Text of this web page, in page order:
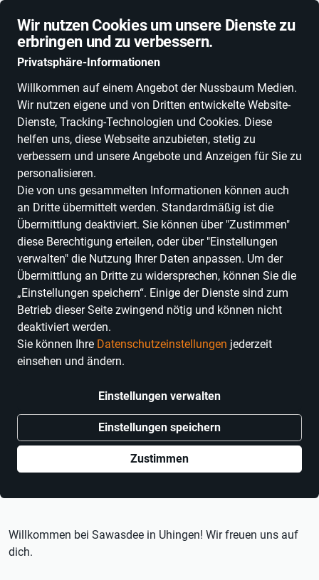
Wir nutzen Cookies um unsere Dienste zu
erbringen und zu verbessern.
Privatsphäre-Informationen
Willkommen auf einem Angebot der Nussbaum Medien.
Wir nutzen eigene und von Dritten entwickelte Website-
Dienste, Tracking-Technologien und Cookies. Diese
helfen uns, diese Webseite anzubieten, stetig zu
verbessern und unsere Angebote und Anzeigen für Sie zu
personalisieren.
Die von uns gesammelten Informationen können auch
an Dritte übermittelt werden. Standardmäßig ist die
Übermittlung deaktiviert. Sie können über "Zustimmen"
diese Berechtigung erteilen, oder über "Einstellungen
verwalten" die Nutzung Ihrer Daten anpassen. Um der
Übermittlung an Dritte zu widersprechen, können Sie die
„Einstellungen speichern“. Einige der Dienste sind zum
Betrieb dieser Seite zwingend nötig und können nicht
deaktiviert werden.
Sie können Ihre Datenschutzeinstellungen jederzeit
einsehen und ändern.
Einstellungen verwalten
Einstellungen speichern
Zustimmen
ALLE KATEGORIEN NEUHEITEN DEALS ESSEN, TRINKEN &
Massage
Sawasdee
in Uhingen
Willkommen bei Sawasdee in Uhingen! Wir freuen uns auf
dich.